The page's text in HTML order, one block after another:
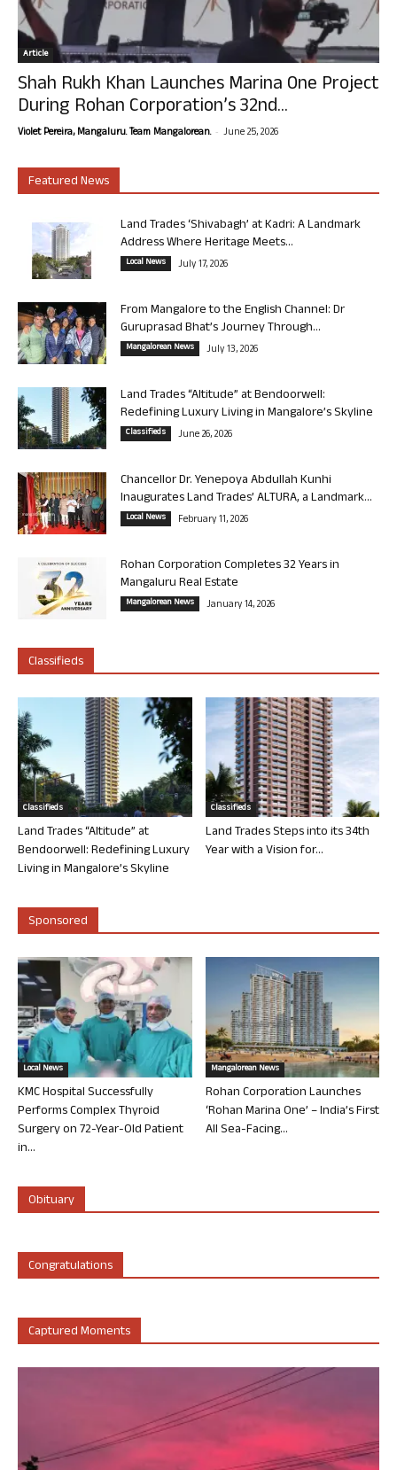
Article
Shah Rukh Khan Launches Marina One Project
During Rohan Corporation’s 32nd...
Violet Pereira, Mangaluru. Team Mangalorean. - June 25, 2026
Featured News
Land Trades ‘Shivabagh’ at Kadri: A Landmark
Address Where Heritage Meets...
Local News July 17, 2026
From Mangalore to the English Channel: Dr
Guruprasad Bhat’s Journey Through...
Mangalorean News July 13, 2026
Land Trades “Altitude” at Bendoorwell:
Redefining Luxury Living in Mangalore’s Skyline
Classifieds June 26, 2026
Chancellor Dr. Yenepoya Abdullah Kunhi
Inaugurates Land Trades’ ALTURA, a Landmark...
Local News February 11, 2026
Rohan Corporation Completes 32 Years in
Mangaluru Real Estate
Mangalorean News January 14, 2026
Classifieds
Classifieds
Land Trades “Altitude” at
Bendoorwell: Redefining Luxury
Living in Mangalore’s Skyline
Classifieds
Land Trades Steps into its 34th
Year with a Vision for...
Sponsored
Local News
KMC Hospital Successfully
Performs Complex Thyroid
Surgery on 72-Year-Old Patient
in...
Mangalorean News
Rohan Corporation Launches
‘Rohan Marina One’ – India’s First
All Sea-Facing...
Obituary
Congratulations
Captured Moments